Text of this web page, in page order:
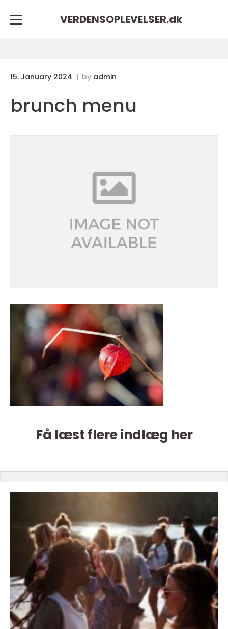
VERDENSOPLEVELSER.dk
15. January 2024 by admin
brunch menu
Få læst flere indlæg her